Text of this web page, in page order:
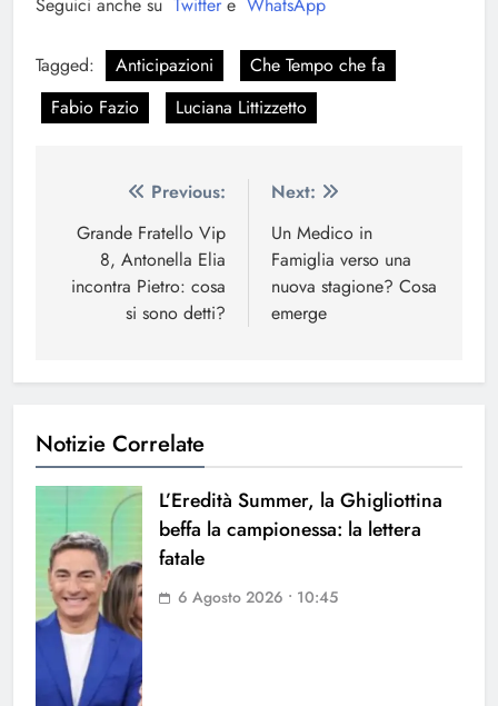
Tagged: Anticipazioni
Che Tempo che fa
Fabio Fazio
Luciana Littizzetto
Navigazione
articoli
Previous:
Grande Fratello Vip
8, Antonella Elia
incontra Pietro: cosa
si sono detti?
Next:
Un Medico in
Famiglia verso una
nuova stagione? Cosa
emerge
Notizie Correlate
L’Eredità Summer, la Ghigliottina
beffa la campionessa: la lettera
fatale
6 Agosto 2026 • 10:45